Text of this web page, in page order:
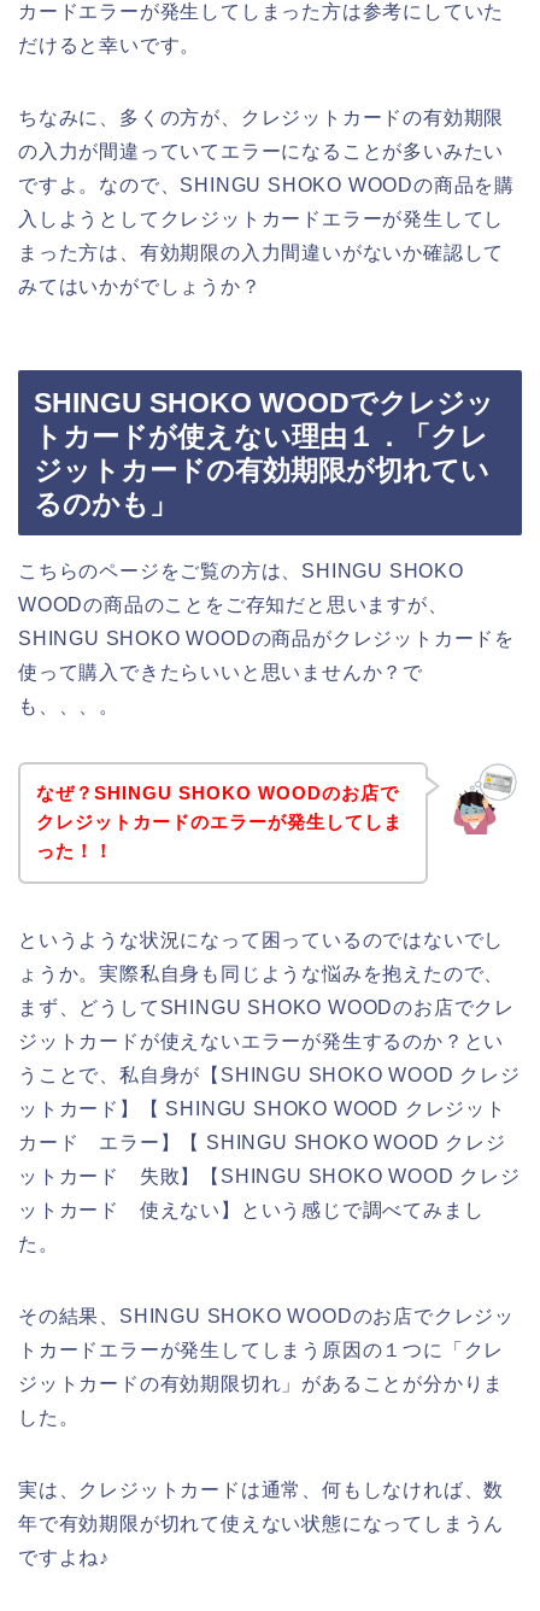
カードエラーが発生してしまった方は参考にしていた
だけると幸いです。
ちなみに、多くの方が、クレジットカードの有効期限
の入力が間違っていてエラーになることが多いみたい
ですよ。なので、SHINGU SHOKO WOODの商品を購
入しようとしてクレジットカードエラーが発生してし
まった方は、有効期限の入力間違いがないか確認して
みてはいかがでしょうか？
SHINGU SHOKO WOODでクレジッ
トカードが使えない理由１．「クレ
ジットカードの有効期限が切れてい
るのかも」
こちらのページをご覧の方は、SHINGU SHOKO
WOODの商品のことをご存知だと思いますが、
SHINGU SHOKO WOODの商品がクレジットカードを
使って購入できたらいいと思いませんか？で
も、、、。
なぜ？SHINGU SHOKO WOODのお店で
クレジットカードのエラーが発生してしま
った！！
というような状況になって困っているのではないでし
ょうか。実際私自身も同じような悩みを抱えたので、
まず、どうしてSHINGU SHOKO WOODのお店でクレ
ジットカードが使えないエラーが発生するのか？とい
うことで、私自身が【SHINGU SHOKO WOOD クレジ
ットカード】【 SHINGU SHOKO WOOD クレジット
カード エラー】【 SHINGU SHOKO WOOD クレジ
ットカード 失敗】【SHINGU SHOKO WOOD クレジ
ットカード 使えない】という感じで調べてみまし
た。
その結果、SHINGU SHOKO WOODのお店でクレジッ
トカードエラーが発生してしまう原因の１つに「クレ
ジットカードの有効期限切れ」があることが分かりま
した。
実は、クレジットカードは通常、何もしなければ、数
年で有効期限が切れて使えない状態になってしまうん
ですよね♪